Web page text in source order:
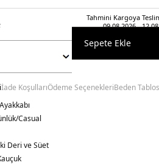
Tahmini Kargoya
09.08.2026 -
Sepete Ekle
İade KoşullarıÖdeme SeçenekleriBeden
Casual
Deri ve Süet